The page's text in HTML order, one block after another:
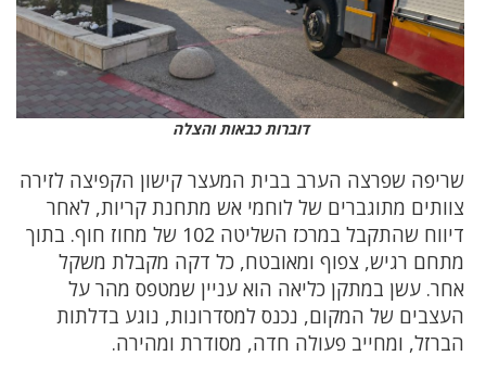
דוברות כבאות והצלה
שריפה שפרצה הערב בבית המעצר קישון הקפיצה לזירה
צוותים מתוגברים של לוחמי אש מתחנת קריות, לאחר
דיווח שהתקבל במרכז השליטה 102 של מחוז חוף. בתוך
מתחם רגיש, צפוף ומאובטח, כל דקה מקבלת משקל
אחר. עשן במתקן כליאה הוא עניין שמטפס מהר על
העצבים של המקום, נכנס למסדרונות, נוגע בדלתות
הברזל, ומחייב פעולה חדה, מסודרת ומהירה.